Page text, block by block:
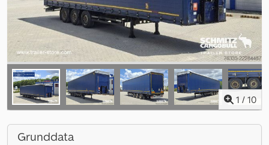
1 / 10
Grunddata